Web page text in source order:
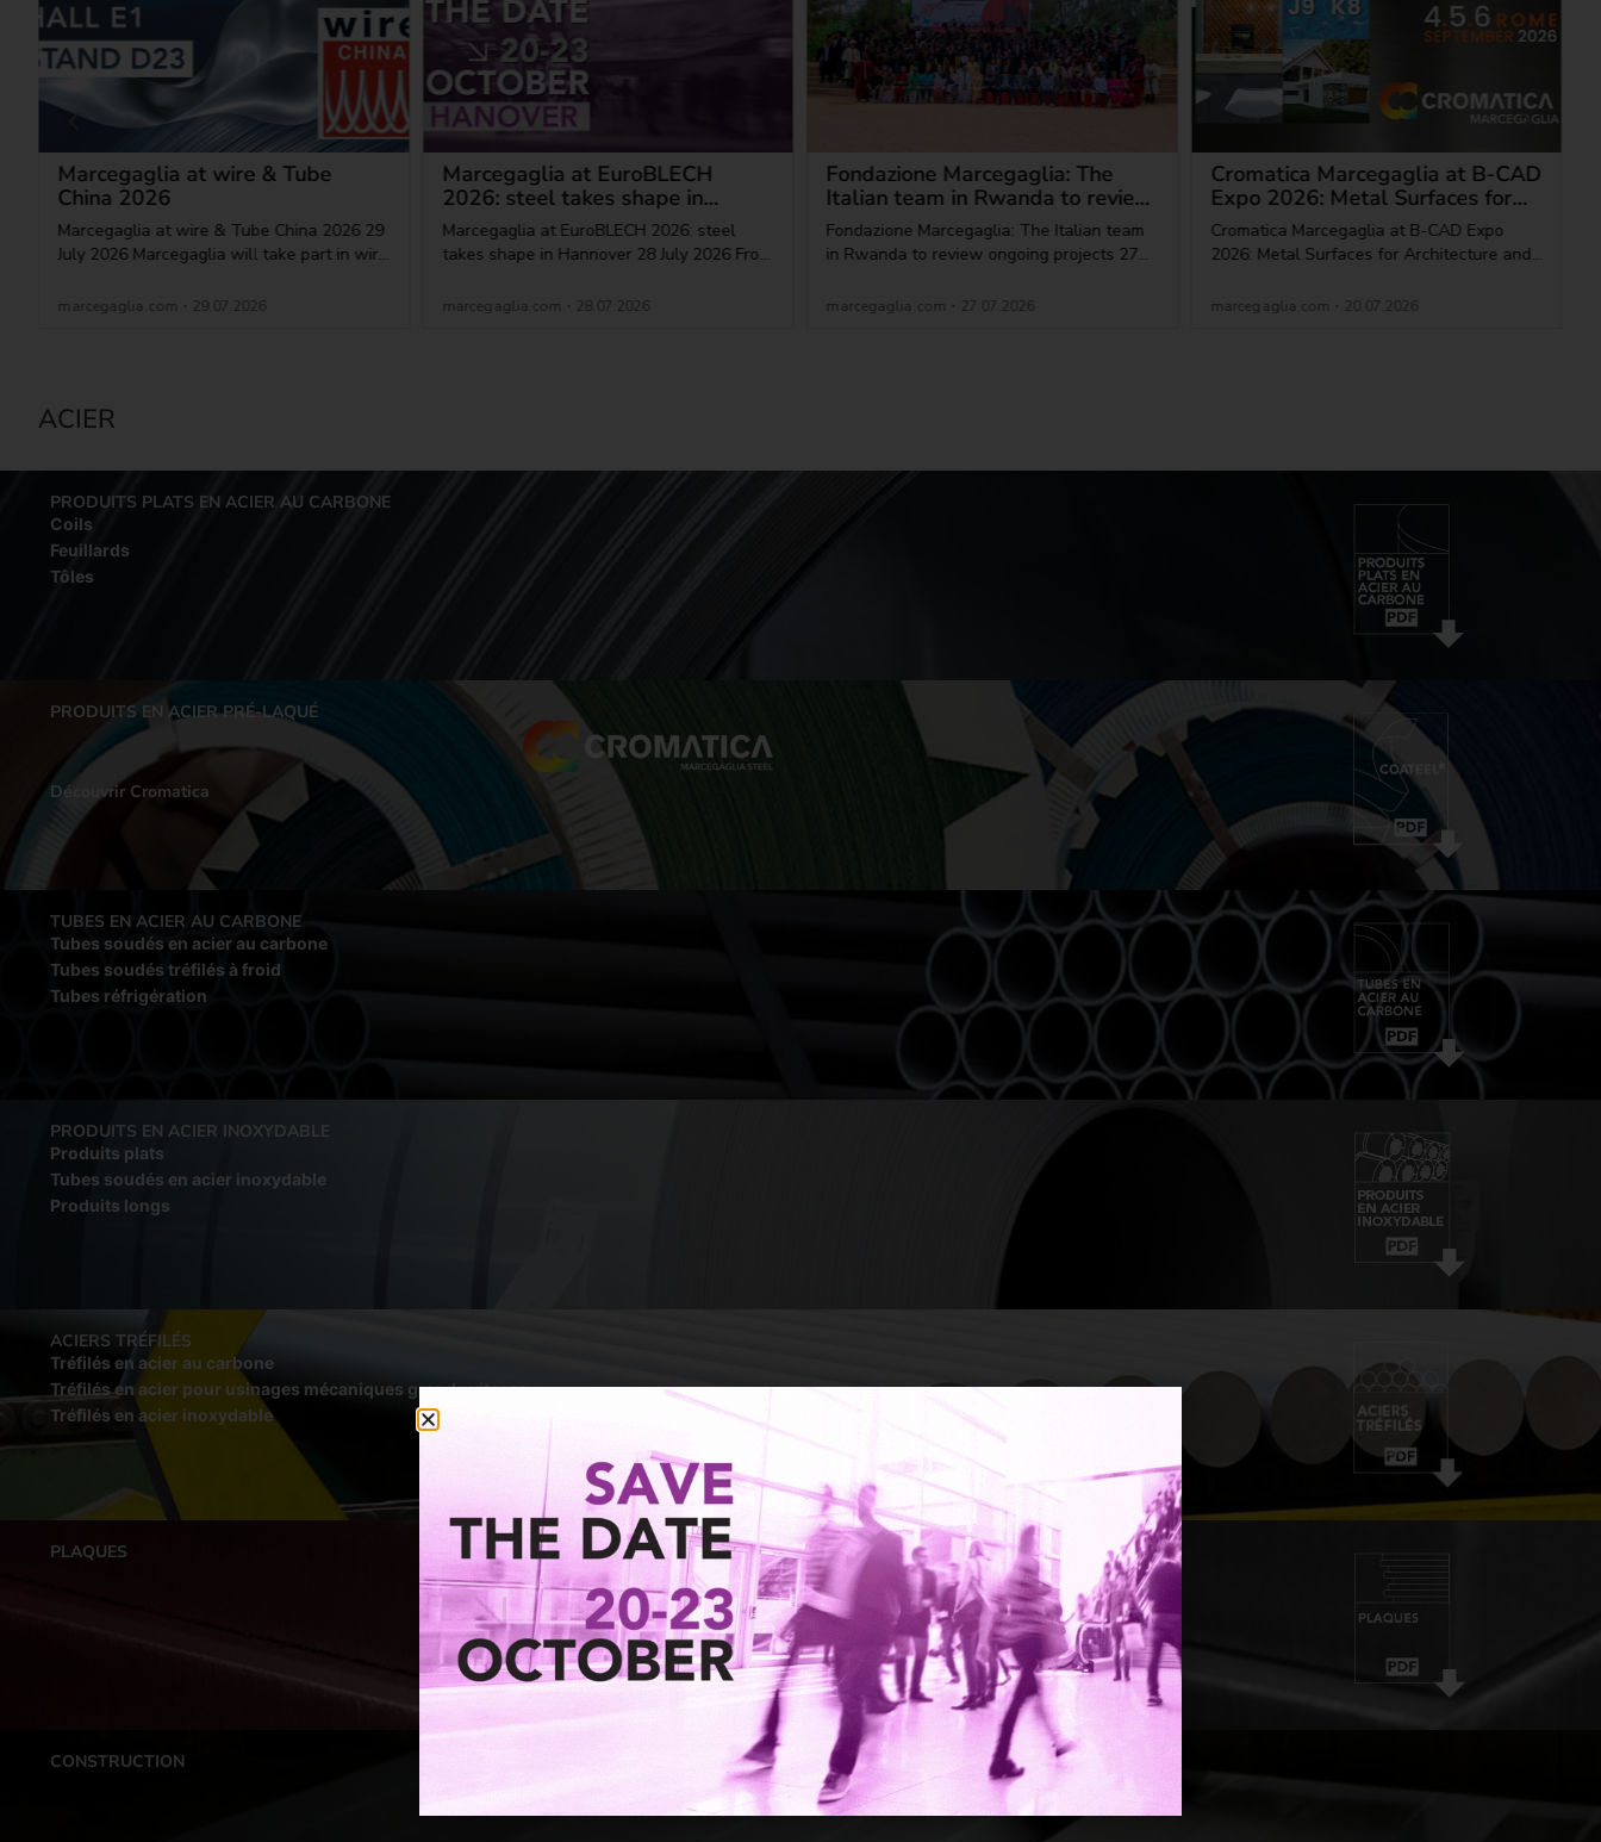
ACIER
PRODUITS PLATS EN ACIER AU CARBONE
Coils
Feuillards
Tôles
PRODUITS EN ACIER PRÉ-LAQUÉ
Découvrir Cromatica
TUBES EN ACIER AU CARBONE
Tubes soudés en acier au carbone
Tubes soudés tréfilés à froid
Tubes réfrigération
PRODUITS EN ACIER INOXYDABLE
Produits plats
Tubes soudés en acier inoxydable
Produits longs
ACIERS TRÉFILÉS
Tréfilés en acier au carbone
Tréfilés en acier pour usinages mécaniques grande vitesse
Tréfilés en acier inoxydable
PLAQUES
CONSTRUCTION